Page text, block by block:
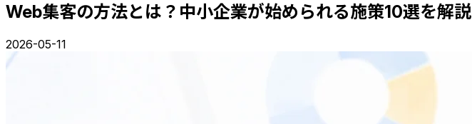
Web集客の方法とは？中小企業が始められる施策10選を解説
2026-05-11